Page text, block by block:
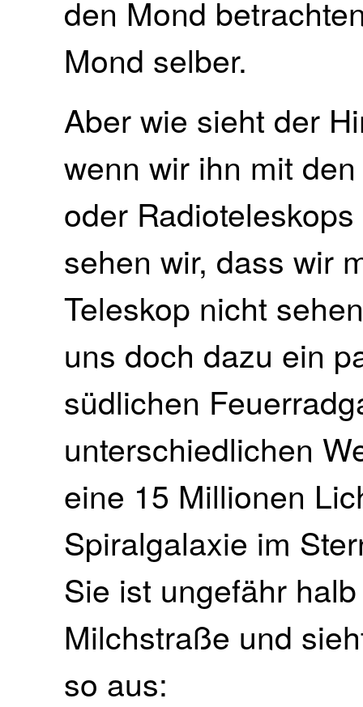
den Mond
Mond selber.
Aber wie sieht der
wenn wir ihn mit
oder
sehen wir, dass wir
Teleskop nicht
uns doch dazu ein
südlichen
unterschiedlichen
eine 15 Millionen
Spiralgalaxie im
Sie ist ungefähr
Milchstraße und
so aus: